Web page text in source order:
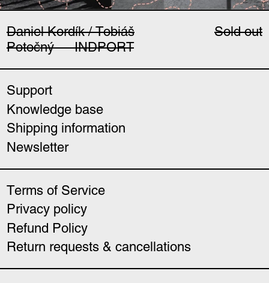
Daniel Kordík / Tobiáš
Potočný — INDPORT
Sold out
Support
Knowledge base
Shipping information
Newsletter
Terms of Service
Privacy policy
Refund Policy
Return requests & cancellations